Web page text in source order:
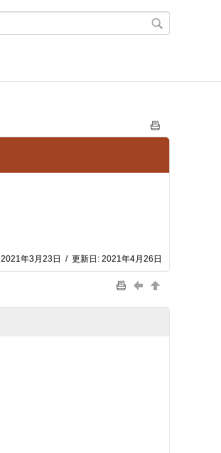
2021年3月23日 / 更新日: 2021年4月26日